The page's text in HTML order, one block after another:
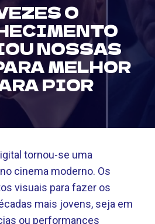
O
NOSSAS
MELHOR
PIOR
tornou-se uma
cinema moderno. Os
visuais para fazer os
mais jovens, seja em
ou performances